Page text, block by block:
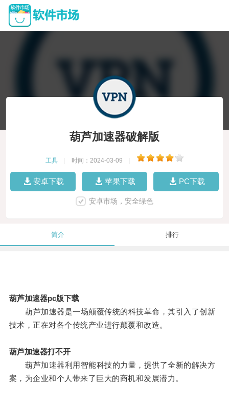
葫芦加速器破解版
工具 时间：2024-03-09
安卓下载 苹果下载 PC下载
安卓市场，安全绿色
简介 排行
葫芦加速器pc版下载
葫芦加速器是一场颠覆传统的科技革命，其引入了创新
技术，正在对各个传统产业进行颠覆和改造。
葫芦加速器打不开
葫芦加速器利用智能科技的力量，提供了全新的解决方
案，为企业和个人带来了巨大的商机和发展潜力。